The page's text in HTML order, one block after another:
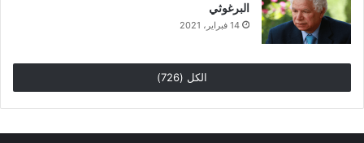
البرغوثي
14 فبراير، 2021
الكل (726)